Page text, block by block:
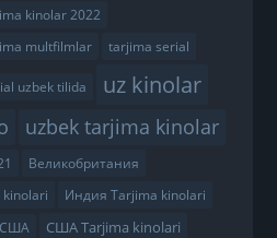
kinolar 2022
multfilmlar tarjima serial
uzbek tilida uz kinolar
uzbek tarjima kinolar
Великобритания
Индия Tarjima kinolari
США США Tarjima kinolari